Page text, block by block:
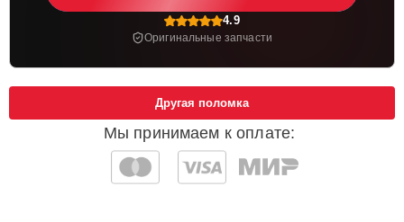
4.9
Оригинальные запчасти
Мы принимаем к оплате:
Другая поломка